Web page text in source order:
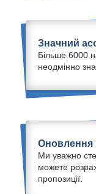
Значний
Більше 6000
неодмінно
Оновлення
Ми уважно
можете
пропозиції.